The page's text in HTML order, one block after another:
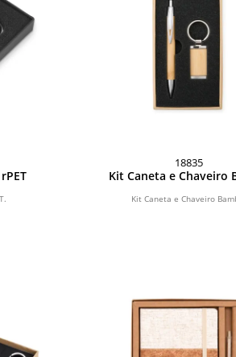
18835
Kit Caneta e Chaveiro
Kit Caneta e Chaveiro